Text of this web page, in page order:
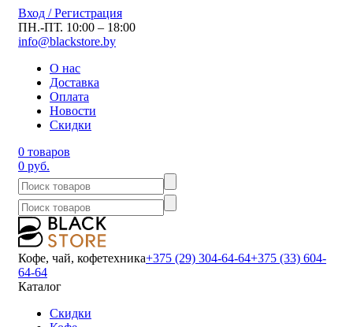
Вход / Регистрация
ПН.-ПТ. 10:00 – 18:00
info@blackstore.by
О нас
Доставка
Оплата
Новости
Скидки
0 товаров
0 руб.
Кофе, чай, кофетехника+375 (29) 304-64-64+375 (33) 604-
64-64
Каталог
Скидки